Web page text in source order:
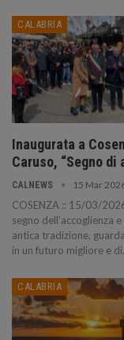
CALABRIA
Inaugurata a
Caruso, “Segno
CALNEWS 15 Mar
COSENZA :: 15/03/
segno dell’accoglienza
antica tradizione,
in un futuro migliore e
CALABRIA